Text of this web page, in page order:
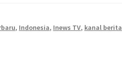
, Indonesia, Inews TV, kanal berita